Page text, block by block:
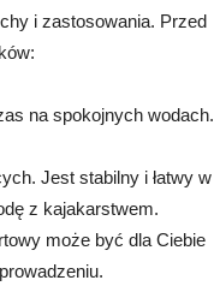
i zastosowania. Przed
na spokojnych wodach.
Jest stabilny i łatwy w
z kajakarstwem.
może być dla Ciebie